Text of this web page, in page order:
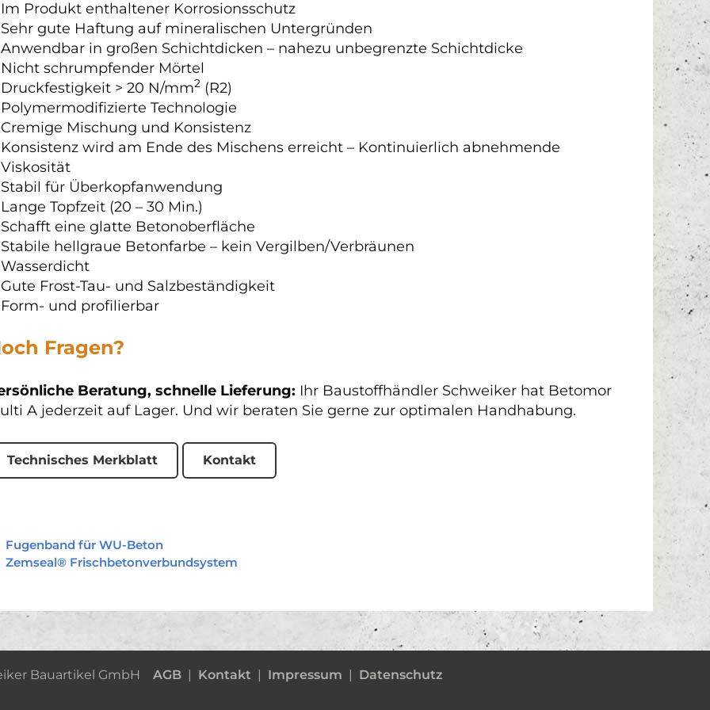
Im Produkt enthaltener Korrosionsschutz
Sehr gute Haftung auf mineralischen Untergründen
Anwendbar in großen Schichtdicken – nahezu unbegrenzte Schichtdicke
Nicht schrumpfender Mörtel
Druckfestigkeit > 20 N/mm2 (R2)
Polymermodifizierte Technologie
Cremige Mischung und Konsistenz
Konsistenz wird am Ende des Mischens erreicht – Kontinuierlich abnehmende
Viskosität
Stabil für Überkopfanwendung
Lange Topfzeit (20 – 30 Min.)
Schafft eine glatte Betonoberfläche
Stabile hellgraue Betonfarbe – kein Vergilben/Verbräunen
Wasserdicht
Gute Frost-Tau- und Salzbeständigkeit
Form- und profilierbar
Fragen?
Beratung, schnelle Lieferung: Ihr Baustoffhändler Schweiker hat Betomor
A jederzeit auf Lager. Und wir beraten Sie gerne zur optimalen Handhabung.
Technisches Merkblatt Kontakt
Fugenband für WU-Beton
Zemseal® Frischbetonverbundsystem
Bauartikel GmbH AGB| Kontakt| Impressum | Datenschutz